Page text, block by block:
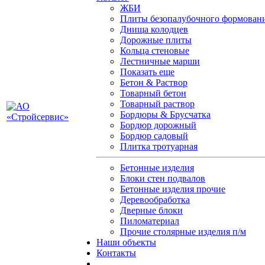
ЖБИ
Плиты безопалубочного
Днища колодцев
Дорожные плиты
Кольца стеновые
Лестничные марши
Показать еще
Бетон & Раствор
Товарный бетон
Товарный раствор
Бордюры & Брусчатка
Бордюр дорожный
Бордюр садовый
Плитка тротуарная
Бетонные изделия
Блоки стен подвалов
Бетонные изделия прочие
Деревообработка
Дверные блоки
Пиломатериал
Прочие столярные изделия п/м
Наши объекты
Контакты